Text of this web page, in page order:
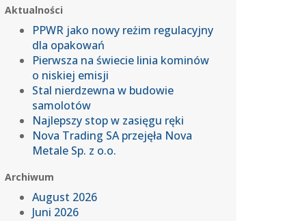
Aktualności
PPWR jako nowy reżim regulacyjny
dla opakowań
Pierwsza na świecie linia kominów
o niskiej emisji
Stal nierdzewna w budowie
samolotów
Najlepszy stop w zasięgu ręki
Nova Trading SA przejęła Nova
Metale Sp. z o.o.
Archiwum
August 2026
Juni 2026